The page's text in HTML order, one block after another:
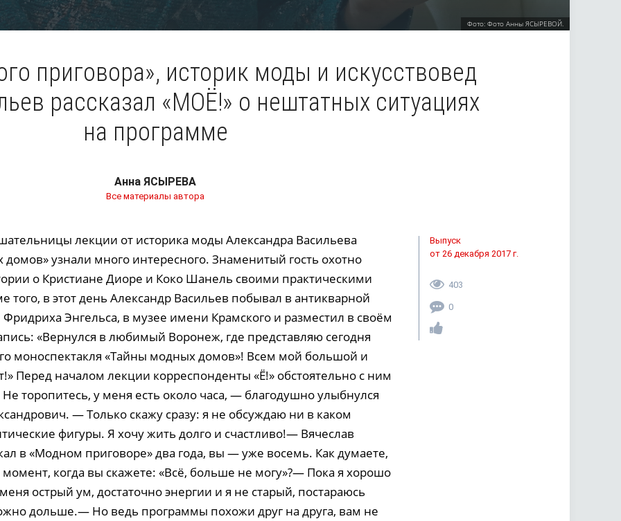
Фото: Фото Анны ЯСЫРЕВОЙ.
приговора», историк моды и искусствовед
рассказал «МОЁ!» о нештатных ситуациях
на программе
Анна ЯСЫРЕВА
Все материалы автора
лекции от историка моды Александра Васильева
узнали много интересного. Знаменитый гость охотно
о Кристиане Диоре и Коко Шанель своими практическими
того, в этот день Александр Васильев побывал в антикварной
Энгельса, в музее имени Крамского и разместил в своём
«Вернулся в любимый Воронеж, где представляю сегодня
моноспектакля «Тайны модных домов»! Всем мой большой и
Перед началом лекции корреспонденты «Ё!» обстоятельно с ним
торопитесь, у меня есть около часа, — благодушно улыбнулся
— Только скажу сразу: я не обсуждаю ни в каком
фигуры. Я хочу жить долго и счастливо!— Вяче­слав
в «Модном приговоре» два года, вы — уже восемь. Как думаете,
момент, когда вы скажете: «Всё, больше не могу»?— Пока я хорошо
острый ум, достаточно энергии и я не старый, постараюсь
дольше.— Но ведь программы похожи друг на друга, вам не
Выпуск
от 26 декабря 2017 г.
403
0